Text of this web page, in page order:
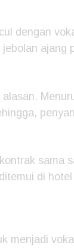
dengan
jebolan ajang
sama
di hotel
menjadi